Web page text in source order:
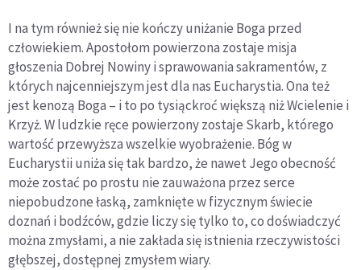
I na tym również się nie kończy uniżanie Boga przed
człowiekiem. Apostołom powierzona zostaje misja
głoszenia Dobrej Nowiny i sprawowania sakramentów, z
których najcenniejszym jest dla nas Eucharystia. Ona też
jest kenozą Boga – i to po tysiąckroć większą niż Wcielenie i
Krzyż. W ludzkie ręce powierzony zostaje Skarb, którego
wartość przewyższa wszelkie wyobrażenie. Bóg w
Eucharystii uniża się tak bardzo, że nawet Jego obecność
może zostać po prostu nie zauważona przez serce
niepobudzone łaską, zamknięte w fizycznym świecie
doznań i bodźców, gdzie liczy się tylko to, co doświadczyć
można zmysłami, a nie zakłada się istnienia rzeczywistości
głębszej, dostępnej zmysłem wiary.